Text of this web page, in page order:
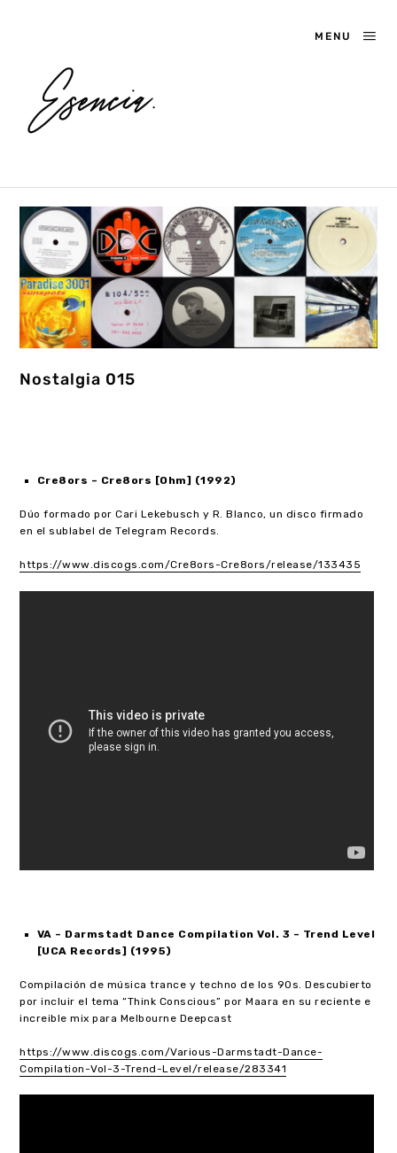
MENU
Nostalgia 015
Cre8ors – Cre8ors [Ohm] (1992)
Dúo formado por Cari Lekebusch y R. Blanco, un disco firmado
en el sublabel de Telegram Records.
https://www.discogs.com/Cre8ors-Cre8ors/release/133435
VA – Darmstadt Dance Compilation Vol. 3 – Trend Level
[UCA Records] (1995)
Compilación de música trance y techno de los 90s. Descubierto
por incluir el tema “Think Conscious” por Maara en su reciente e
increible mix para Melbourne Deepcast
https://www.discogs.com/Various-Darmstadt-Dance-
Compilation-Vol-3-Trend-Level/release/283341